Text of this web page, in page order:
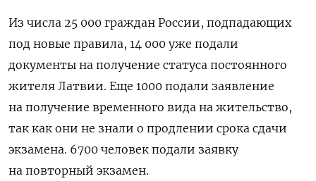
Из числа 25 000 граждан России, подпадающих
под новые правила, 14 000 уже подали
документы на получение статуса постоянного
жителя Латвии. Еще 1000 подали заявление
на получение временного вида на жительство,
так как они не знали о продлении срока сдачи
экзамена. 6700 человек подали заявку
на повторный экзамен.